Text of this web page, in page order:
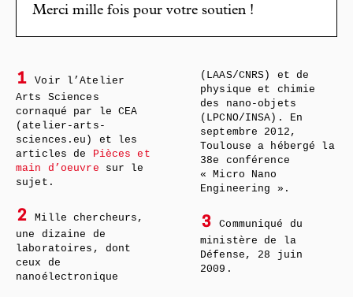
Merci mille fois pour votre soutien !
1
Voir l’Atelier
Arts Sciences
cornaqué par le CEA
(atelier-arts-
sciences.eu) et les
articles de Pièces et
main d’oeuvre sur le
sujet.
2
Mille chercheurs,
une dizaine de
laboratoires, dont
ceux de
nanoélectronique
(LAAS/CNRS) et de
physique et chimie
des nano-objets
(LPCNO/INSA). En
septembre 2012,
Toulouse a hébergé la
38e conférence
« Micro Nano
Engineering ».
3
Communiqué du
ministère de la
Défense, 28 juin
2009.